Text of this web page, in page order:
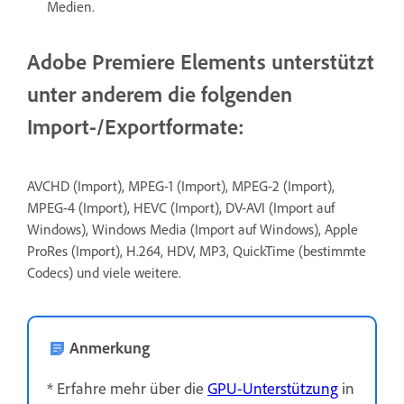
Medien.
Adobe Premiere Elements unterstützt
unter anderem die folgenden
Import-/Exportformate:
AVCHD (Import), MPEG-1 (Import), MPEG-2 (Import),
MPEG-4 (Import), HEVC (Import), DV-AVI (Import auf
Windows), Windows Media (Import auf Windows), Apple
ProRes (Import), H.264, HDV, MP3, QuickTime (bestimmte
Codecs) und viele weitere.
Anmerkung
* Erfahre mehr über die GPU-Unterstützung in